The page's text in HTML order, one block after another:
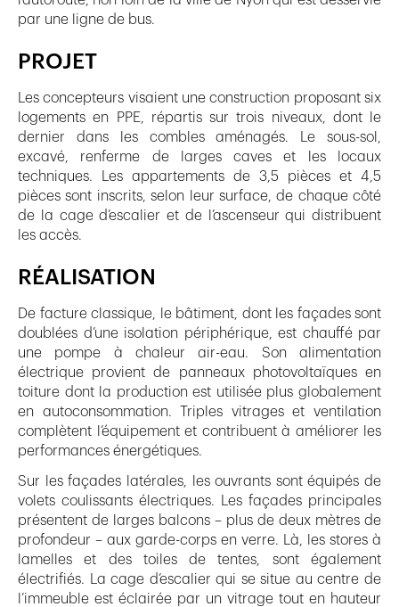
par une ligne de bus.
PROJET
Les concepteurs visaient une construction proposant six
logements en PPE, répartis sur trois niveaux, dont le
dernier dans les combles aménagés. Le sous-sol,
excavé, renferme de larges caves et les locaux
techniques. Les appartements de 3,5 pièces et 4,5
pièces sont inscrits, selon leur surface, de chaque côté
de la cage d’escalier et de l’ascenseur qui distribuent
les accès.
RÉALISATION
De facture classique, le bâtiment, dont les façades sont
doublées d’une isolation périphérique, est chauffé par
une pompe à chaleur air-eau. Son alimentation
électrique provient de panneaux photovoltaïques en
toiture dont la production est utilisée plus globalement
en autoconsommation. Triples vitrages et ventilation
complètent l’équipement et contribuent à améliorer les
performances énergétiques.
Sur les façades latérales, les ouvrants sont équipés de
volets coulissants électriques. Les façades principales
présentent de larges balcons – plus de deux mètres de
profondeur – aux garde-corps en verre. Là, les stores à
lamelles et des toiles de tentes, sont également
électrifiés. La cage d’escalier qui se situe au centre de
l’immeuble est éclairée par un vitrage tout en hauteur